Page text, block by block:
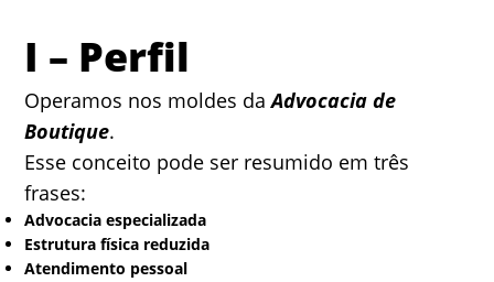
I – Perfil
Operamos nos moldes daAdvocacia de
Boutique.
Esse conceito pode ser resumido em três
frases:
Advocacia especializada
Estrutura física reduzida
Atendimento pessoal